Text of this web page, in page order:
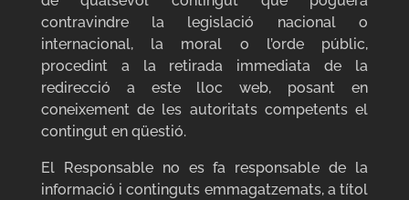
contravindre la legislació nacional o
internacional, la moral o l’orde públic,
procedint a la retirada immediata de la
redirecció a este lloc web, posant en
coneixement de les autoritats competents el
contingut en qüestió.
El Responsable no es fa responsable de la
informació i continguts emmagatzemats, a títol